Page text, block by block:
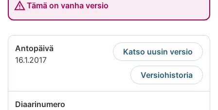
Tämä on vanha versio
Antopäivä
16.1.2017
Katso uusin versio
Versiohistoria
Diaarinumero